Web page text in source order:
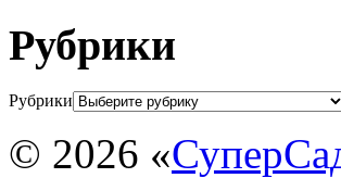
Рубрики
Рубрики
© 2026 «